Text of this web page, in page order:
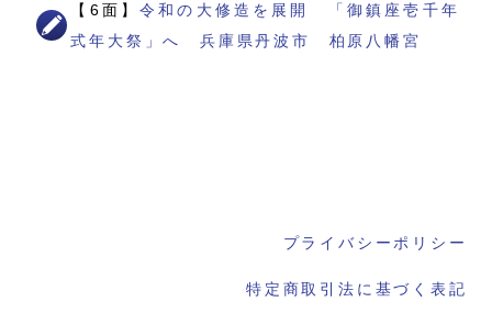
【6面】令和の大修造を展開 「御鎮座壱千年
式年大祭」へ 兵庫県丹波市 柏原八幡宮
プライバシーポリシー
特定商取引法に基づく表記